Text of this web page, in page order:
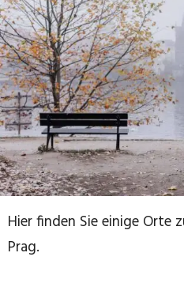
Hier finden Sie einige Orte
Prag.